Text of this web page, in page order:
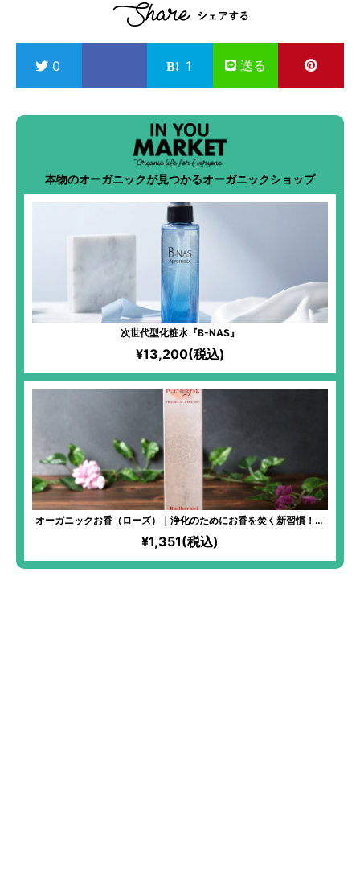
0 1 送る
本物のオーガニックが見つかるオーガニックショップ
次世代型化粧水『B-NAS』
¥13,200(税込)
オーガニックお香（ローズ）｜浄化のためにお香を焚く新習慣！聖
地「ヴリンダーヴァン」から生まれた儀式にも使われる神聖なるお
香。空間浄化・心のデトックスに。
¥1,351(税込)